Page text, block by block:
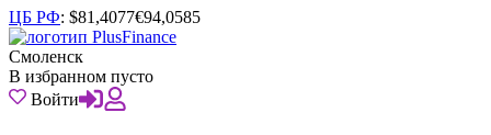
ЦБ РФ: $81,4077€94,0585
Смоленск
В избранном пусто
Войти